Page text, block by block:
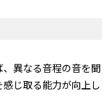
異なる音程の音を聞
じ取る能力が向上し